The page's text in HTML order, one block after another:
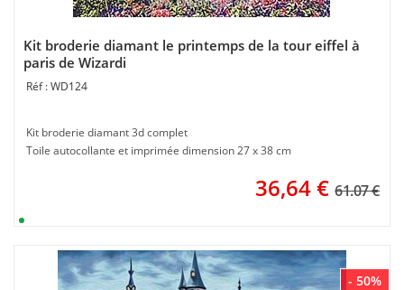
Kit broderie diamant le printemps de la tour eiffel à
paris de Wizardi
WD124
Kit broderie diamant 3d complet
Toile autocollante et imprimée dimension 27 x 38 cm
36,64€ 61.07 €
- 50%